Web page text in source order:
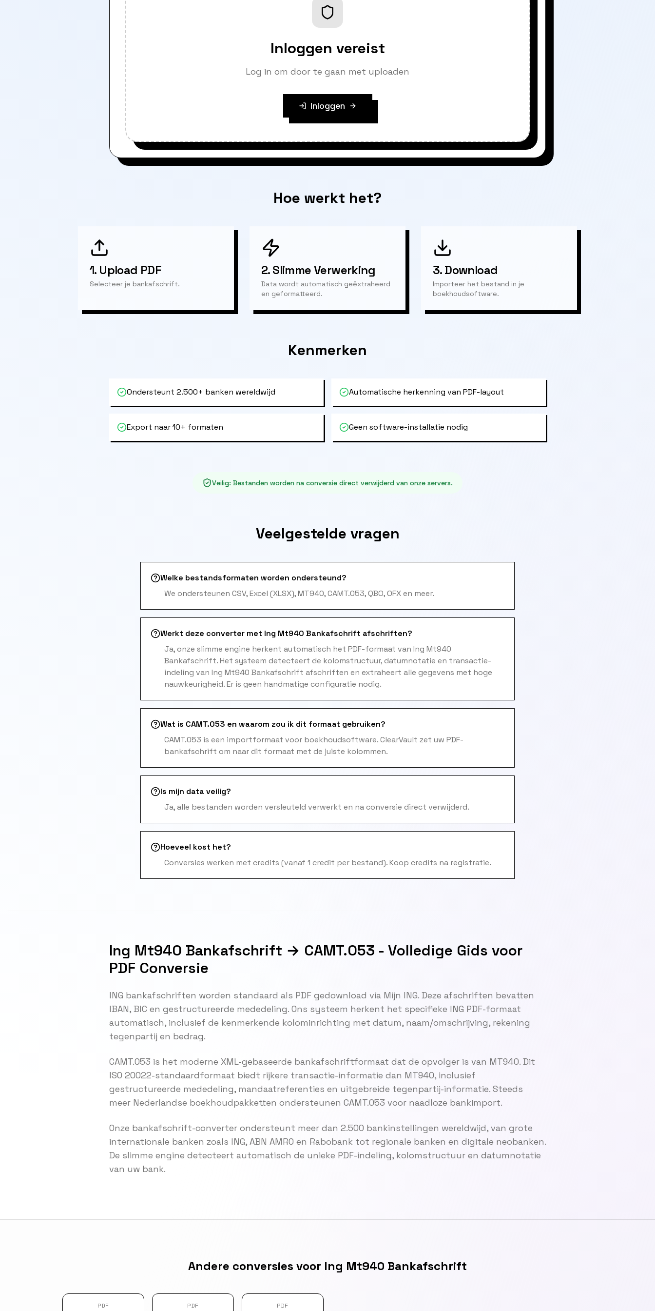
Inloggen vereist
Log in om door te gaan met uploaden
Inloggen
Hoe werkt het?
1. Upload PDF
Selecteer je bankafschrift.
2.Slimme Verwerking
Data wordt automatisch geëxtraheerd
en geformatteerd.
3.Download
Importeer het bestand in je
boekhoudsoftware.
Kenmerken
Ondersteunt 2.500+ banken wereldwijd Automatische herkenning van PDF-layout
Export naar 10+ formaten Geen software-installatie nodig
Veilig: Bestanden worden na conversie direct verwijderd van onze servers.
Veelgestelde vragen
Welke bestandsformaten worden ondersteund?
We ondersteunen CSV, Excel (XLSX), MT940, CAMT.053, QBO, OFX en meer.
Werkt deze converter met Ing Mt940 Bankafschrift afschriften?
Ja, onze slimme engine herkent automatisch het PDF-formaat van Ing Mt940
Bankafschrift. Het systeem detecteert de kolomstructuur, datumnotatie en transactie-
indeling van Ing Mt940 Bankafschrift afschriften en extraheert alle gegevens met hoge
nauwkeurigheid. Er is geen handmatige configuratie nodig.
Wat is CAMT.053 en waarom zou ik dit formaat gebruiken?
CAMT.053 is een importformaat voor boekhoudsoftware. ClearVault zet uw PDF-
bankafschrift om naar dit formaat met de juiste kolommen.
Is mijn data veilig?
Ja, alle bestanden worden versleuteld verwerkt en na conversie direct verwijderd.
Hoeveel kost het?
Conversies werken met credits (vanaf 1 credit per bestand). Koop credits na registratie.
Ing Mt940 Bankafschrift → CAMT.053 - Volledige Gids voor
PDF Conversie
ING bankafschriften worden standaard als PDF gedownload via Mijn ING. Deze afschriften bevatten
IBAN, BIC en gestructureerde mededeling. Ons systeem herkent het specifieke ING PDF-formaat
automatisch, inclusief de kenmerkende kolominrichting met datum, naam/omschrijving, rekening
tegenpartij en bedrag.
CAMT.053 is het moderne XML-gebaseerde bankafschriftformaat dat de opvolger is van MT940. Dit
ISO 20022-standaardformaat biedt rijkere transactie-informatie dan MT940, inclusief
gestructureerde mededeling, mandaatreferenties en uitgebreide tegenpartij-informatie. Steeds
meer Nederlandse boekhoudpakketten ondersteunen CAMT.053 voor naadloze bankimport.
Onze bankafschrift-converter ondersteunt meer dan 2.500 bankinstellingen wereldwijd, van grote
internationale banken zoals ING, ABN AMRO en Rabobank tot regionale banken en digitale neobanken.
De slimme engine detecteert automatisch de unieke PDF-indeling, kolomstructuur en datumnotatie
van uw bank.
Andere conversies voor Ing Mt940 Bankafschrift
PDF PDF PDF